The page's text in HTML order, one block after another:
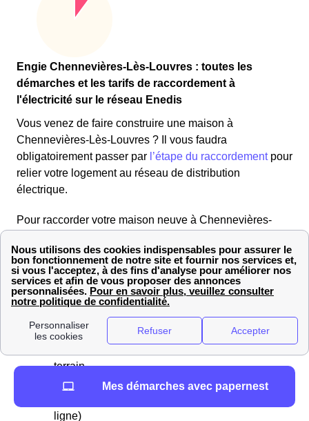
Engie Chennevières-Lès-Louvres : toutes les
démarches et les tarifs de raccordement à
l'électricité sur le réseau Enedis
Vous venez de faire construire une maison à
Chennevières-Lès-Louvres ? Il vous faudra
obligatoirement passer par l’étape du raccordementpour
relier votre logement au réseau de distribution
électrique.
Pour raccorder votre maison neuve à Chennevières-
commencez par transmettre votre demande en ligne à
Enedis. Vous devrez déposer un dossier comprenant
plusieurs informations essentielles :
La puissance électrique maximale souhaitée
La date limite de votre besoin en électricité
terrain
Un plan de situation du terrain dans la
ligne)
Mes démarches avec papernest